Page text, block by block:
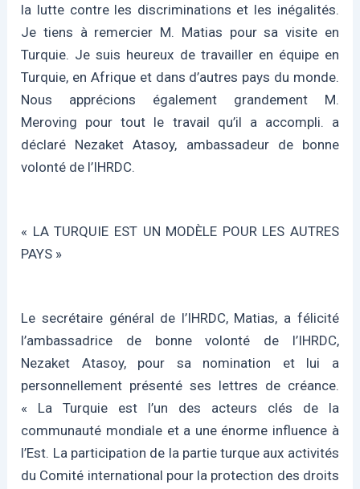
la lutte contre les discriminations et les inégalités.
Je tiens à remercier M. Matias pour sa visite en
Turquie. Je suis heureux de travailler en équipe en
Turquie, en Afrique et dans d’autres pays du monde.
Nous apprécions également grandement M.
Meroving pour tout le travail qu’il a accompli. a
déclaré Nezaket Atasoy, ambassadeur de bonne
volonté de l’IHRDC.
« LA TURQUIE EST UN MODÈLE POUR LES AUTRES
PAYS »
Le secrétaire général de l’IHRDC, Matias, a félicité
l’ambassadrice de bonne volonté de l’IHRDC,
Nezaket Atasoy, pour sa nomination et lui a
personnellement présenté ses lettres de créance.
« La Turquie est l’un des acteurs clés de la
communauté mondiale et a une énorme influence à
l’Est. La participation de la partie turque aux activités
du Comité international pour la protection des droits